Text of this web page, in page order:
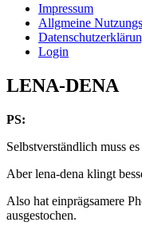
Impressum
Allgmeine
Login
LENA-DENA
PS:
Selbstverständlich muss
Aber lena-dena klingt
Also hat einprägsamere
ausgestochen.